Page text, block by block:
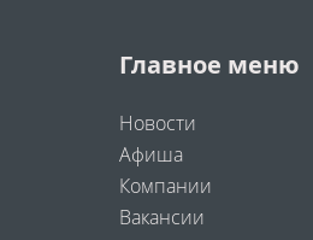
Главное меню
Новости
Афиша
Компании
Вакансии